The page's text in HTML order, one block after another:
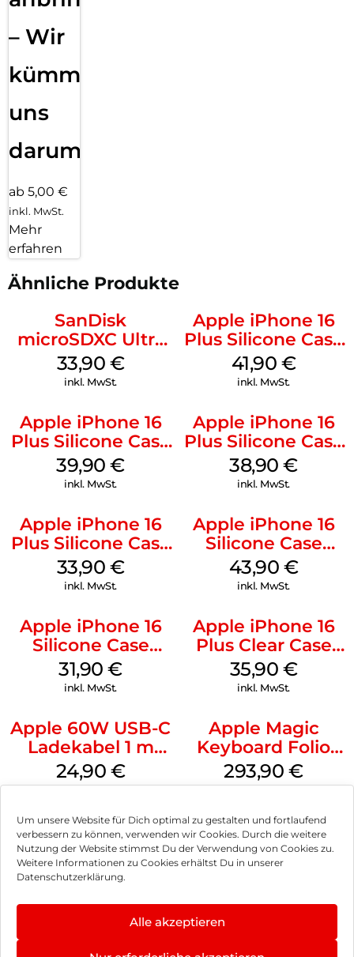
Um unsere Website für Dich optimal zu gestalten und fortlaufend
verbessern zu können, verwenden wir Cookies. Durch die weitere
Nutzung der Website stimmst Du der Verwendung von Cookies zu.
Weitere Informationen zu Cookies erhältst Du in unserer
Datenschutzerklärung.
Alle akzeptieren
– Wir
kümmern
uns
darum!
ab 5,00 €
inkl. MwSt.
Mehr
erfahren
Ähnliche Produkte
SanDisk
microSDXC Ultra
128 GB + Adapter
Mobile
33,90 €
inkl. MwSt.
Apple iPhone 16
Plus Silicone Case
MagSafe Stone
Gray
41,90 €
inkl. MwSt.
Apple iPhone 16
Plus Silicone Case
MagSafe Plum
39,90€
inkl. MwSt.
Apple iPhone 16
Plus Silicone Case
MagSafe Denim
38,90€
inkl. MwSt.
Apple iPhone 16
Plus Silicone Case
MagSafe Lake
Green
33,90 €
inkl. MwSt.
Apple iPhone 16
Silicone Case
MagSafe Plum
43,90 €
inkl. MwSt.
Apple iPhone 16
Silicone Case
MagSafe Fuchsia
31,90€
inkl. MwSt.
Apple iPhone 16
Plus Clear Case
MagSafe
Transparent
35,90 €
inkl. MwSt.
Apple 60W USB-C
Ladekabel 1 m
Weiß
24,90 €
inkl. MwSt.
Apple Magic
Keyboard Folio
iPad 10.9″ (10.Gen.)
Weiß
293,90€
inkl. MwSt.
Impressum
AGB
Datenschutz